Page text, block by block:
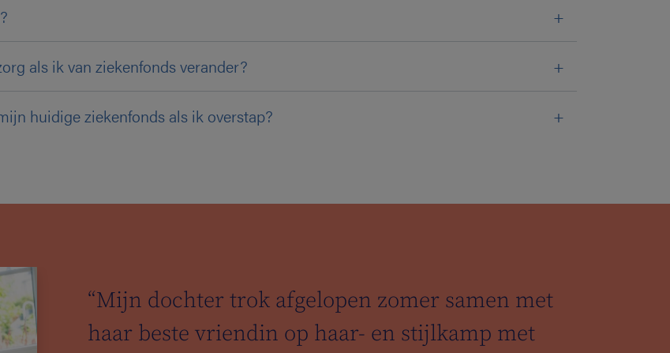
als ik van ziekenfonds verander?
huidige ziekenfonds als ik overstap?
“Mijn dochter trok afgelopen zomer samen met
haar beste vriendin op haar- en stijlkamp met